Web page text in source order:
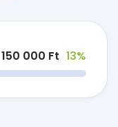
150 000 Ft 13%